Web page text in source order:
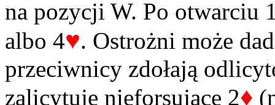
na pozycji W. Po otwarciu
albo 4♥. Ostrożni może
przeciwnicy zdołają
zalicytuje nieforsujące 2♦